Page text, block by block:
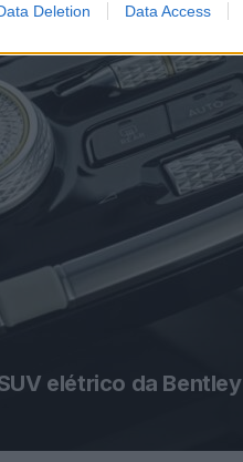
Deletion Data Access
elétrico da Bentley